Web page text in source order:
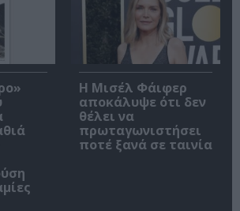
Η Μισέλ Φάιφερ
αποκάλυψε ότι δεν
θέλει να
πρωταγωνιστήσει
ποτέ ξανά σε ταινία